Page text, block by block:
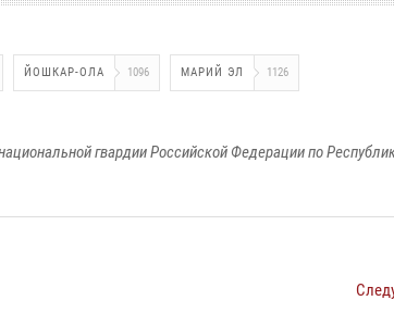
ЙОШКАР-ОЛА 1096 МАРИЙ ЭЛ 1126
гвардии Российской Федерации по